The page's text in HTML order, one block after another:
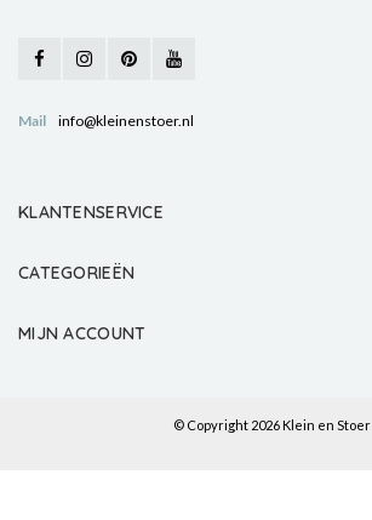
Mail info@kleinenstoer.nl
KLANTENSERVICE
CATEGORIEËN
MIJN ACCOUNT
© Copyright 2026 Klein en Stoer